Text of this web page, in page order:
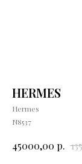
HERMES
Hermes
N8537
45000,00 р.